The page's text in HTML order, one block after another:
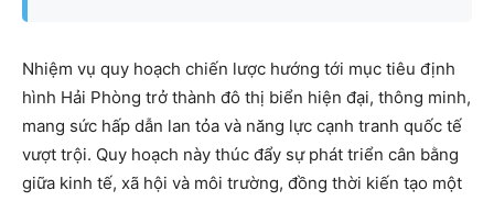
Nhiệm vụ quy hoạch chiến lược hướng tới mục tiêu định
hình Hải Phòng trở thành đô thị biển hiện đại, thông minh,
mang sức hấp dẫn lan tỏa và năng lực cạnh tranh quốc tế
vượt trội. Quy hoạch này thúc đẩy sự phát triển cân bằng
giữa kinh tế, xã hội và môi trường, đồng thời kiến tạo một